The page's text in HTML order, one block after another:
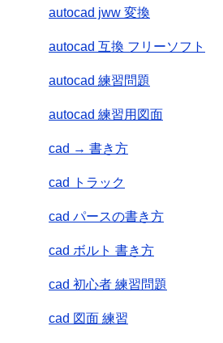
autocad jww 変換
autocad 互換 フリーソフト
autocad 練習問題
autocad 練習用図面
cad → 書き方
cad トラック
cad パースの書き方
cad ボルト 書き方
cad 初心者 練習問題
cad 図面 練習